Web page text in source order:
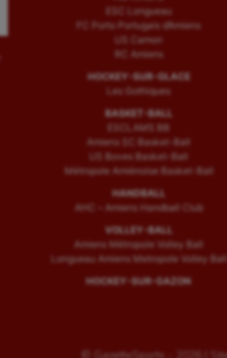
ESC Longueau
FC Porto Portugais d’Amiens
US Camon
RC Amiens
HOCKEY-SUR-GLACE
Les Gothiques
BASKET-BALL
ESCLAMS BB
Amiens SC Basket-Ball
US Boves Basket-Ball
Métropole Amiénoise Basket-Ball
HANDBALL
AHC – Amiens Handball Club
VOLLEY-BALL
Amiens Métropole Volley Ball
Longueau Amiens Metropole Volley Ball
HOCKEY-SUR-GAZON